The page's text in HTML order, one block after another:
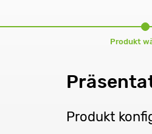
Produkt
Produkt